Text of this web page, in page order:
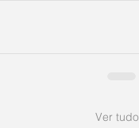
Ver tudo